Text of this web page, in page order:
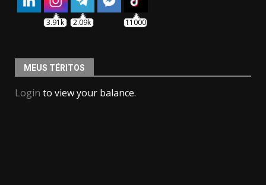
3.91k 2.09k 11000
MEUS TÉRITOS
Login to view your balance.